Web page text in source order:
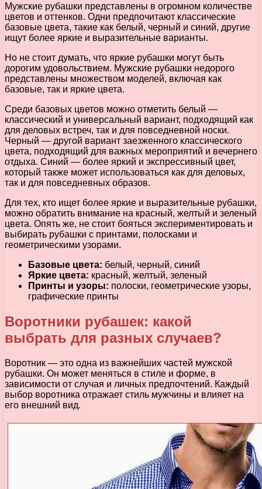
Мужские рубашки представлены в огромном количестве
цветов и оттенков. Одни предпочитают классические
базовые цвета, такие как белый, черный и синий, другие
ищут более яркие и выразительные варианты.
Но не стоит думать, что яркие рубашки могут быть
дорогим удовольствием. Мужские рубашки недорого
представлены множеством моделей, включая как
базовые, так и яркие цвета.
Среди базовых цветов можно отметить белый —
классический и универсальный вариант, подходящий как
для деловых встреч, так и для повседневной носки.
Черный — другой вариант заезженного классического
цвета, подходящий для важных мероприятий и вечернего
отдыха. Синий — более яркий и экспрессивный цвет,
который также может использоваться как для деловых,
так и для повседневных образов.
Для тех, кто ищет более яркие и выразительные рубашки,
можно обратить внимание на красный, желтый и зеленый
цвета. Опять же, не стоит бояться экспериментировать и
выбирать рубашки с принтами, полосками и
геометрическими узорами.
Базовые цвета: белый, черный, синий
Яркие цвета: красный, желтый, зеленый
Принты и узоры: полоски, геометрические узоры,
графические принты
Воротники рубашек: какой
выбрать для разных случаев?
Воротник — это одна из важнейших частей мужской
рубашки. Он может меняться в стиле и форме, в
зависимости от случая и личных предпочтений. Каждый
выбор воротника отражает стиль мужчины и влияет на
его внешний вид.